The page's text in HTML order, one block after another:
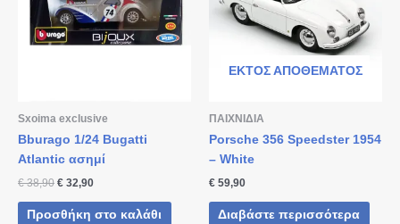
Sxoima exclusive
Bburago 1/24 Bugatti
Atlantic ασημί
€38,90 € 32,90
Προσθήκη στο καλάθι
ΕΚΤΌΣ ΑΠΟΘΈΜΑΤΟΣ
ΠΑΙΧΝΙΔΙΑ
Porsche 356 Speedster 1954
– White
€ 59,90
Διαβάστε περισσότερα